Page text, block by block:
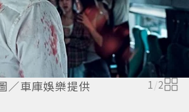
／車庫娛樂提供 1/2